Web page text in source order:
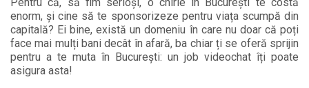
enorm, și cine să te sponsorizeze pentru viața scumpă din
capitală? Ei bine, există un domeniu în care nu doar că poți
face mai mulți bani decât în afară, ba chiar ți se oferă sprijin
pentru a te muta în București: un job videochat îți poate
asigura asta!